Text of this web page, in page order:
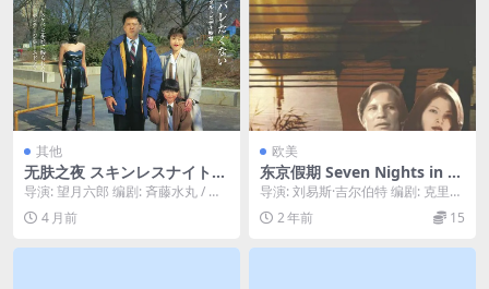
其他
无肤之夜 スキンレスナイト
(1991)
导演: 望月六郎 编剧: 斉藤水丸 / 望
月六郎 主演: 石川均 / 八神康子 ...
4 月前
欧美
东京假期 Seven Nights in Ja
pan (1977)
导演: 刘易斯·吉尔伯特 编剧: 克里斯
托弗·伍德 主演: 麦克尔·约克 / 青...
2 年前 15